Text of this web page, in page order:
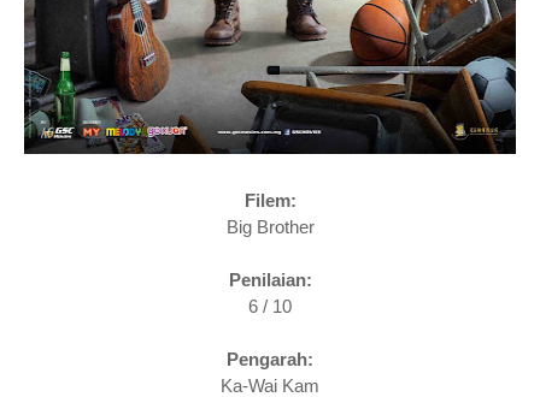
Filem:
Big Brother
Penilaian:
6 / 10
Pengarah:
Ka-Wai Kam